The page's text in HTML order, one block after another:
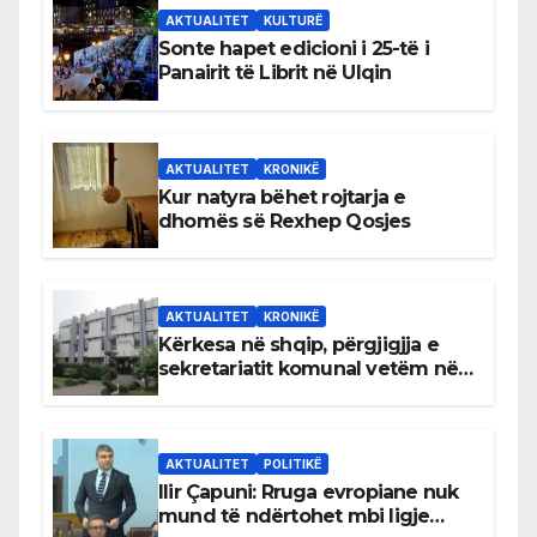
AKTUALITET KULTURË
Sonte hapet edicioni i 25-të i
Panairit të Librit në Ulqin
AKTUALITET KRONIKË
Kur natyra bëhet rojtarja e
dhomës së Rexhep Qosjes
AKTUALITET KRONIKË
Kërkesa në shqip, përgjigjja e
sekretariatit komunal vetëm në
AKTUALITET POLITIKË
Ilir Çapuni: Rruga evropiane nuk
mund të ndërtohet mbi ligje